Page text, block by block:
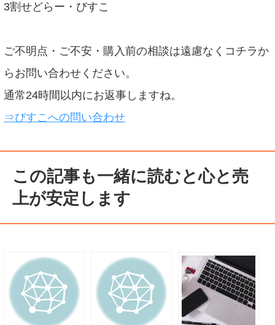
3割せどらー・びすこ
ご不明点・ご不安・購入前の相談は遠慮なくコチラか
らお問い合わせください。
通常24時間以内にお返事しますね。
⇒びすこへの問い合わせ
この記事も一緒に読むと心と売
上が安定します